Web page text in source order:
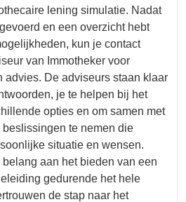
lening simulatie. Nadat
en een overzicht hebt
kun je contact
van Immotheker voor
advies. De adviseurs staan klaar
je te helpen bij het
opties en om samen met
te nemen die
situatie en wensen.
belang aan het bieden van een
gedurende het hele
de stap naar het